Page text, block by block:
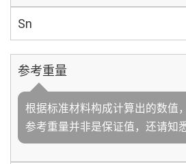
Sn
参考重量
根据标准材料构成计算出的数值
参考重量并非是保证值，还请知悉